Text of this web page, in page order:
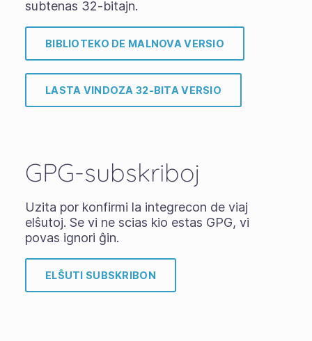
subtenas 32-bitajn.
BIBLIOTEKO DE MALNOVA VERSIO
LASTA VINDOZA 32-BITA VERSIO
GPG-subskriboj
Uzita por konfirmi la integrecon de viaj
elŝutoj. Se vi ne scias kio estas GPG, vi
povas ignori ĝin.
ELŜUTI SUBSKRIBON